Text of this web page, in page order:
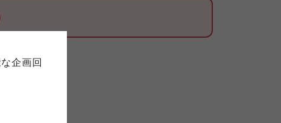
企画回
ついて
細則として規定されています。
預かりしている個人情報につい
クしてご確認ください。
売責任者は、それぞれご利用の
確認ください。